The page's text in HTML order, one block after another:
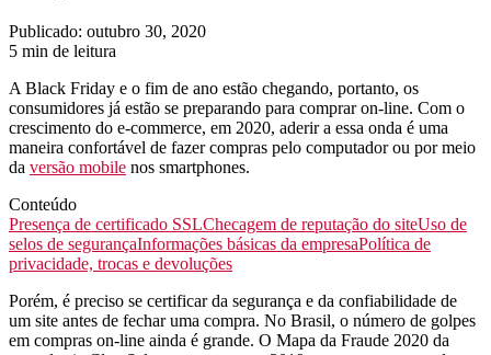
Publicado: outubro 30, 2020
5 min de leitura
A Black Friday e o fim de ano estão chegando, portanto, os
consumidores já estão se preparando para comprar on-line. Com o
crescimento do e-commerce, em 2020, aderir a essa onda é uma
maneira confortável de fazer compras pelo computador ou por meio
da versão mobile nos smartphones.
Conteúdo
Presença de certificado SSLChecagem de reputação do siteUso de
selos de segurançaInformações básicas da empresaPolítica de
privacidade, trocas e devoluções
Porém, é preciso se certificar da segurança e da confiabilidade de
um site antes de fechar uma compra. No Brasil, o número de golpes
em compras on-line ainda é grande. O Mapa da Fraude 2020 da